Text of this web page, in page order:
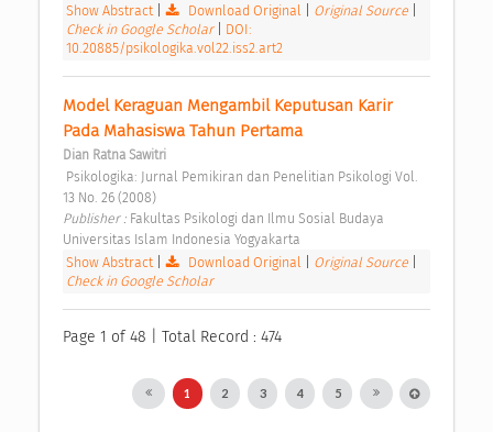
Show Abstract
Download Original Original Source
Check in Google Scholar
DOI:
10.20885/psikologika.vol22.iss2.art2
Model Keraguan Mengambil Keputusan Karir
Pada Mahasiswa Tahun Pertama
Dian Ratna Sawitri
13 No. 26 (2008)
Publisher : Fakultas Psikologi dan Ilmu Sosial Budaya
Universitas Islam Indonesia Yogyakarta
Show Abstract
Download Original Original Source
Check in Google Scholar
Page 1 of 48 | Total Record : 474
1 2 3 4 5